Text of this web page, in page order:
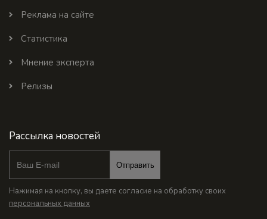
Реклама на сайте
Статистика
Мнение эксперта
Релизы
Рассылка новостей
Отправить
Нажимая на кнопку, вы даете согласие на обработку своих
персональных данных